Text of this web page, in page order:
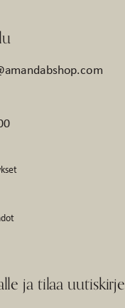
ja tilaa uutiskirje